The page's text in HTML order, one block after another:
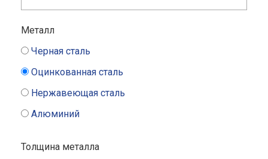
Металл
Черная сталь
Оцинкованная сталь
Нержавеющая сталь
Алюминий
Толщина металла